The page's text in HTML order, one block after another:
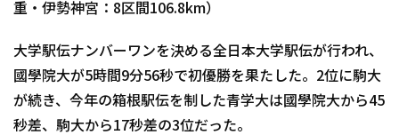
重・伊勢神宮：8区間106.8km）
大学駅伝ナンバーワンを決める全日本大学駅伝が行われ、
國學院大が5時間9分56秒で初優勝を果たした。2位に駒大
が続き、今年の箱根駅伝を制した青学大は國學院大から45
秒差、駒大から17秒差の3位だった。